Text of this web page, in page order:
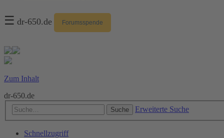
☰ dr-650.de Forumsspende
Zum Inhalt
dr-650.de
Suche Erweiterte Suche
Schnellzugriff